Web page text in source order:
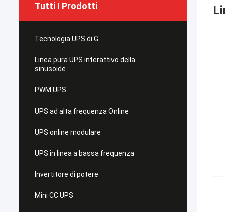
Tutti I Prodotti
Tecnologia UPS di G
Linea pura UPS interattivo della
sinusoide
PWM UPS
UPS ad alta frequenza Online
UPS online modulare
UPS in linea a bassa frequenza
Invertitore di potere
Mini CC UPS